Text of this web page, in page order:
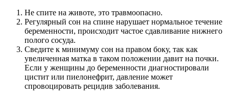
Не спите на животе, это травмоопасно.
Регулярный сон на спине нарушает нормальное течение
беременности, происходит частое сдавливание нижнего
полого сосуда.
Сведите к минимуму сон на правом боку, так как
увеличенная матка в таком положении давит на почки.
Если у женщины до беременности диагностировали
цистит или пиелонефрит, давление может
спровоцировать рецидив заболевания.